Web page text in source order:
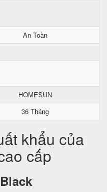
An Toàn
HOMESUN
36 Tháng
khẩu của
cấp